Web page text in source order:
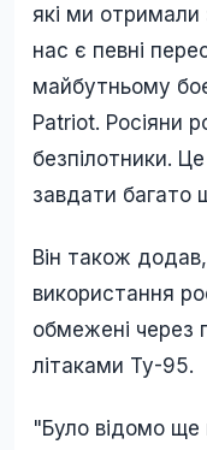
які ми
нас є певні
майбутньому
Patriot. Росіяни
безпілотники.
завдати багато
Він також
використання
обмежені через
літаками Ту-95.
"Було відомо ще